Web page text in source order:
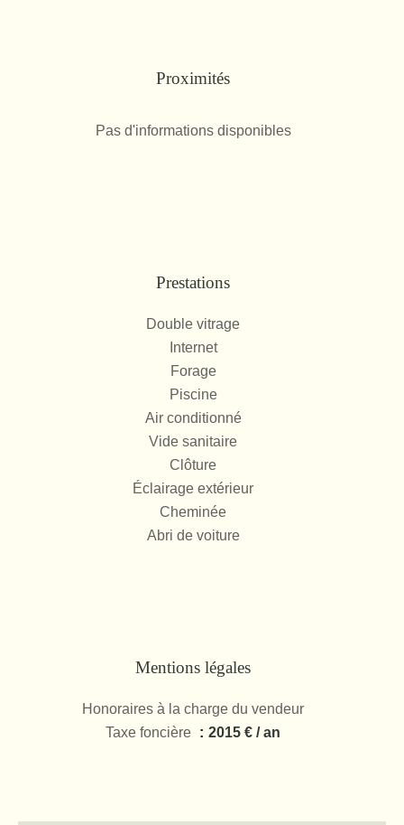
Proximités
Pas d'informations disponibles
Prestations
Double vitrage
Internet
Forage
Piscine
Air conditionné
Vide sanitaire
Clôture
Éclairage extérieur
Cheminée
Abri de voiture
Mentions légales
Honoraires à la charge du vendeur
Taxe foncière
2015 € / an